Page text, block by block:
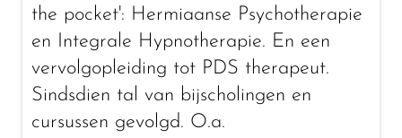
the pocket': Hermiaanse Psychotherapie
en Integrale Hypnotherapie. En een
vervolgopleiding tot PDS therapeut.
Sindsdien tal van bijscholingen en
cursussen gevolgd. O.a.